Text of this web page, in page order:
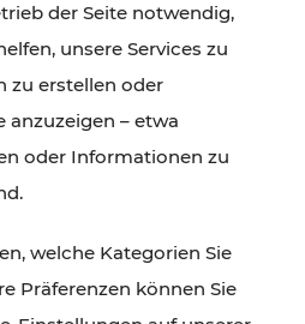
Ticket- und Fahrplan-
und schnell erreichbar.
der Seite notwendig,
unsere Services zu
zu erstellen oder
anzuzeigen – etwa
oder Informationen zu
welche Kategorien Sie
Präferenzen können Sie